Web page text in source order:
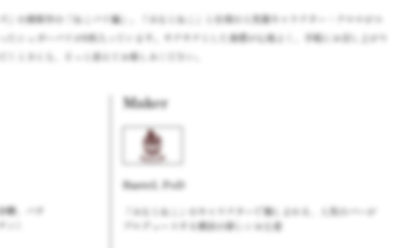
」の最新作の「ねこパイ編」。「みなとねこ」と台湾の人気猫キャラクター・クロロがコ
たシュガーパイが6枚入っています。サクサクとした食感が心地よく、手軽にお召し上がり
くときにも、そっと添えてお楽しみください。
糖、バタ
）
Maker
BarreL PoD
「みなとねこ」のキャラクターで親しまれる、人気のバーが
プロデュースする横浜の新しいお土産